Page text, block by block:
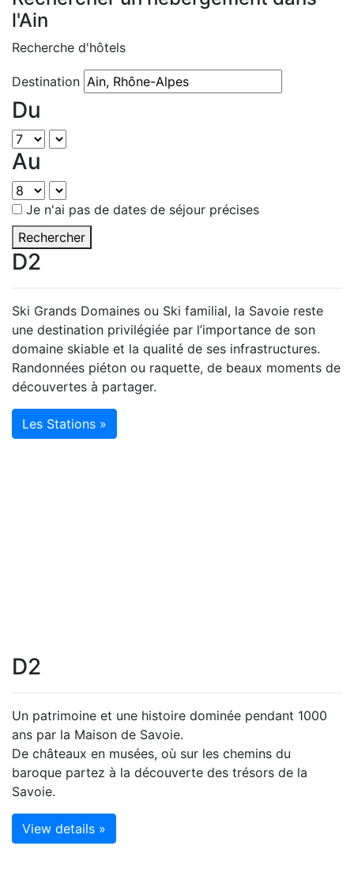
l'Ain
Recherche d'hôtels
Destination
Du
Au
Je n'ai pas de dates de séjour précises
Rechercher
D2
Ski Grands Domaines ou Ski familial, la Savoie reste
une destination privilégiée par l’importance de son
domaine skiable et la qualité de ses infrastructures.
Randonnées piéton ou raquette, de beaux moments de
découvertes à partager.
Les Stations »
D2
Un patrimoine et une histoire dominée pendant 1000
ans par la Maison de Savoie.
De châteaux en musées, où sur les chemins du
baroque partez à la découverte des trésors de la
Savoie.
View details »